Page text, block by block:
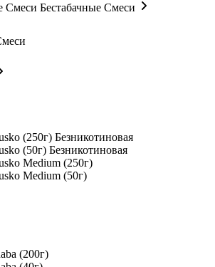
Бестабачные Смеси
(250г) Безникотиновая
(50г) Безникотиновая
Medium (250г)
Medium (50г)
(200г)